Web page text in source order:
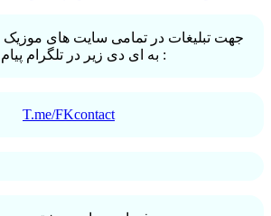
جهت تبلیغات در تمامی سایت های
به ای دی زیر در تلگرام پیام دهید :
T.me/FKcontact